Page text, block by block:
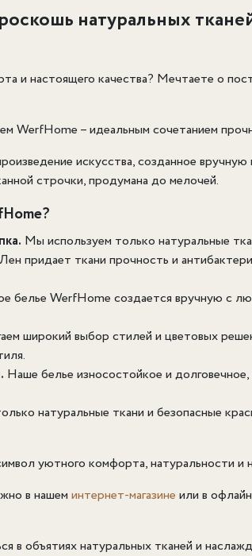
натуральных
и настоящего качества? Мечтаете о
WerfHome – идеальным сочетанием
искусства, созданное
строчки, продумана до мелочей.
Мы используем только натуральные
придает ткани прочность и
белье WerfHome создается вручную с
широкий выбор стилей и цветовых
Наше белье износостойкое и
натуральные ткани и безопасные
уютного комфорта, натуральности и
в нашем интернет-магазине или в
в объятиях натуральных тканей и